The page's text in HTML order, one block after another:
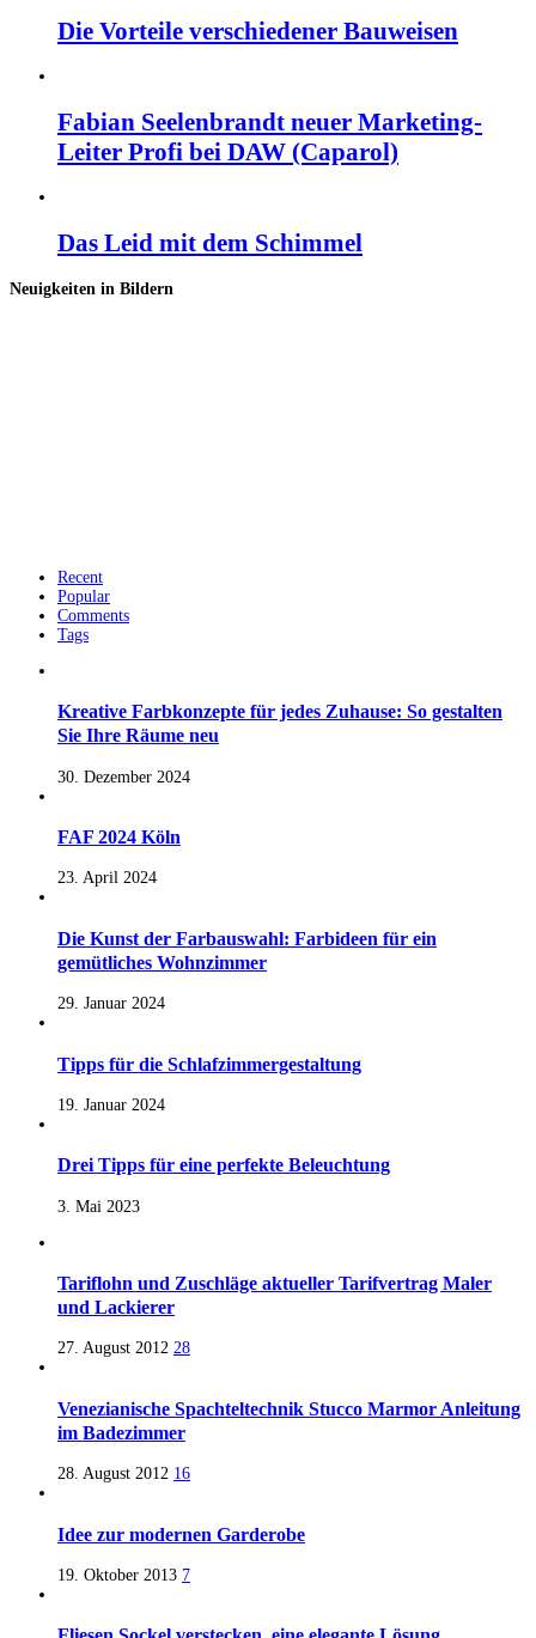
Die Vorteile verschiedener Bauweisen
Fabian Seelenbrandt neuer Marketing-
Leiter Profi bei DAW (Caparol)
Das Leid mit dem Schimmel
Neuigkeiten in Bildern
Recent
Popular
Comments
Tags
Kreative Farbkonzepte für jedes Zuhause: So gestalten
Sie Ihre Räume neu
30. Dezember 2024
FAF 2024 Köln
23. April 2024
Die Kunst der Farbauswahl: Farbideen für ein
gemütliches Wohnzimmer
29. Januar 2024
Tipps für die Schlafzimmergestaltung
19. Januar 2024
Drei Tipps für eine perfekte Beleuchtung
3. Mai 2023
Tariflohn und Zuschläge aktueller Tarifvertrag Maler
und Lackierer
27. August 2012 28
Venezianische Spachteltechnik Stucco Marmor Anleitung
im Badezimmer
28. August 2012 16
Idee zur modernen Garderobe
19. Oktober 2013 7